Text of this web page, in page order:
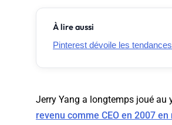
À lire aussi
Pinterest dévoile les
Jerry Yang a longtemps joué au
revenu comme CEO en 2007